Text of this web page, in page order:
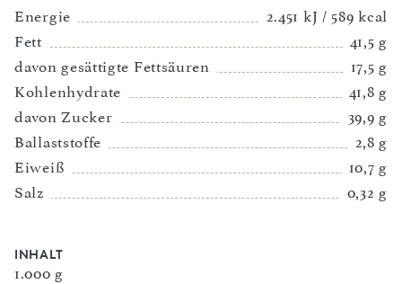
Energie
2.451 kJ / 589 kcal
Fett
41,5 g
davon gesättigte Fettsäuren
17,5 g
Kohlenhydrate
41,8 g
davon Zucker
39,9 g
Ballaststoffe
2,8 g
Eiweiß
10,7 g
Salz
0,32 g
INHALT
1.000 g